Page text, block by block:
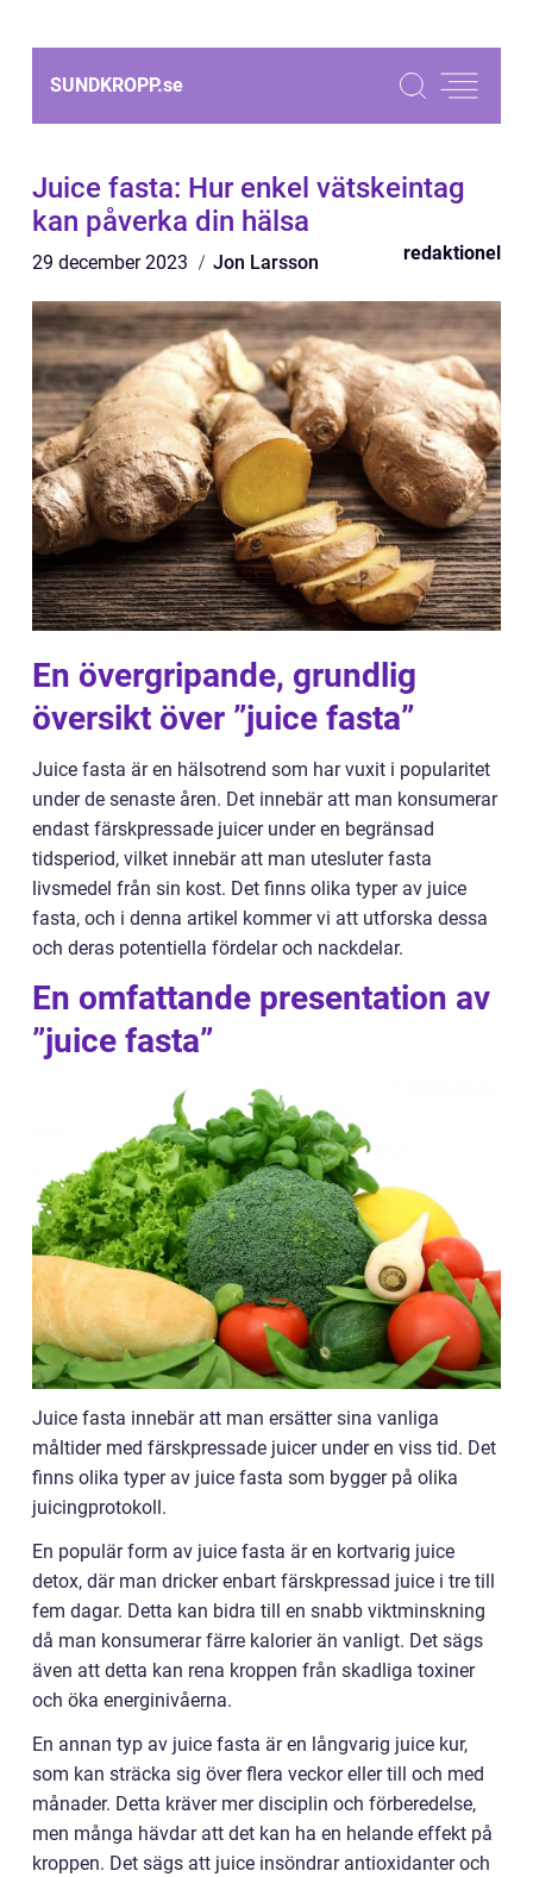
SUNDKROPP.se
Juice fasta: Hur enkel vätskeintag
kan påverka din hälsa
29 december 2023 Jon Larsson redaktionel
En övergripande, grundlig
översikt över ”juice fasta”
Juice fasta är en hälsotrend som har vuxit i popularitet
under de senaste åren. Det innebär att man konsumerar
endast färskpressade juicer under en begränsad
tidsperiod, vilket innebär att man utesluter fasta
livsmedel från sin kost. Det finns olika typer av juice
fasta, och i denna artikel kommer vi att utforska dessa
och deras potentiella fördelar och nackdelar.
En omfattande presentation av
”juice fasta”
Juice fasta innebär att man ersätter sina vanliga
måltider med färskpressade juicer under en viss tid. Det
finns olika typer av juice fasta som bygger på olika
juicingprotokoll.
En populär form av juice fasta är en kortvarig juice
detox, där man dricker enbart färskpressad juice i tre till
fem dagar. Detta kan bidra till en snabb viktminskning
då man konsumerar färre kalorier än vanligt. Det sägs
även att detta kan rena kroppen från skadliga toxiner
och öka energinivåerna.
En annan typ av juice fasta är en långvarig juice kur,
som kan sträcka sig över flera veckor eller till och med
månader. Detta kräver mer disciplin och förberedelse,
men många hävdar att det kan ha en helande effekt på
kroppen. Det sägs att juice insöndrar antioxidanter och